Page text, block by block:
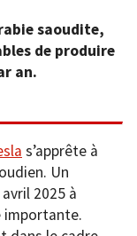
saoudite,
de produire
an.
s’apprête à
Un
2025 à
importante.